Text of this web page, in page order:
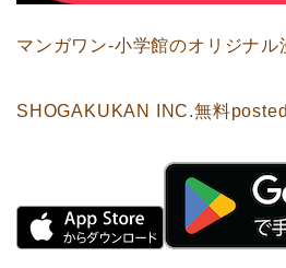
マンガワン-小学館のオリジナル
SHOGAKUKAN INC.無料